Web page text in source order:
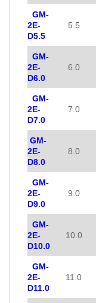
GM-
2E-
D5.5
5.5
GM-
2E-
D6.0
6.0
GM-
2E-
D7.0
7.0
GM-
2E-
D8.0
8.0
GM-
2E-
D9.0
9.0
GM-
2E-
D10.0
10.0
GM-
2E-
D11.0
11.0